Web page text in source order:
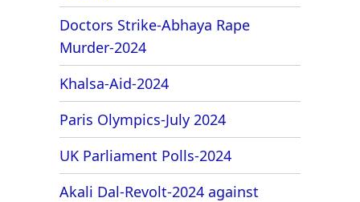
Doctors Strike-Abhaya Rape
Murder-2024
Khalsa-Aid-2024
Paris Olympics-July 2024
UK Parliament Polls-2024
Akali Dal-Revolt-2024 against